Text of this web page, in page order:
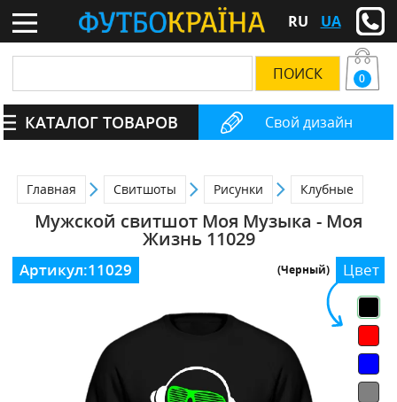
RU UA
Свой дизайн
0
КАТАЛОГ ТОВАРОВ
Главная Свитшоты Рисунки Клубные
Мужской свитшот Моя Музыка - Моя
Жизнь 11029
Цвет
(Черный)
Артикул:11029